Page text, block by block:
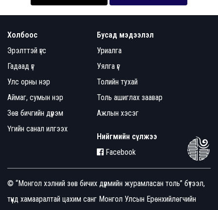
Холбоос
Эрэлттэй үгс
Гадаад үг
Улс орны нэр
Аймаг, сумын нэр
Зөв бичгийн дүрэм
Үгийн санал илгээх
Бусад мэдээлэл
Уриалга
Уялга үг
Толийн тухай
Толь ашиглах заавар
Ажлын хэсэг
Нийгмийн сүлжээ
Facebook
© “Монгол хэлний зөв бичих дүрмийн журамласан толь” бүтээл,
түүнд хамааралтай цахим санг Монгол Улсын Ерөнхийлөгчийн